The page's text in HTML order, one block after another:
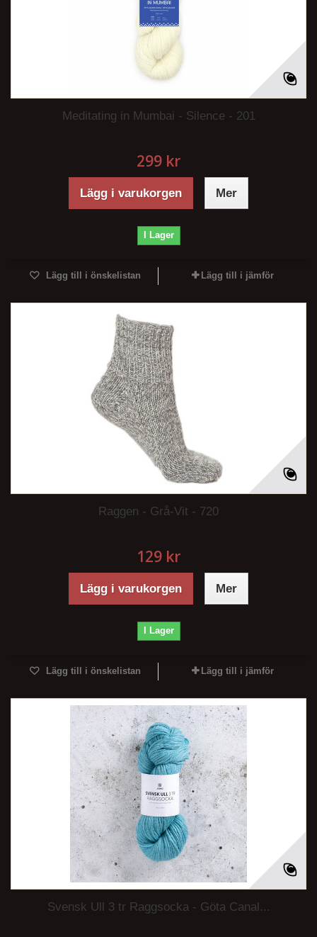
Meditating in Mumbai - Silence - 201
299 kr
Lägg i varukorgen Mer
I Lager
Lägg till i önskelistan Lägg till i jämför
Raggen - Grå-Vit - 720
129 kr
Lägg i varukorgen Mer
I Lager
Lägg till i önskelistan Lägg till i jämför
Svensk Ull 3 tr Raggsocka - Göta Canal...